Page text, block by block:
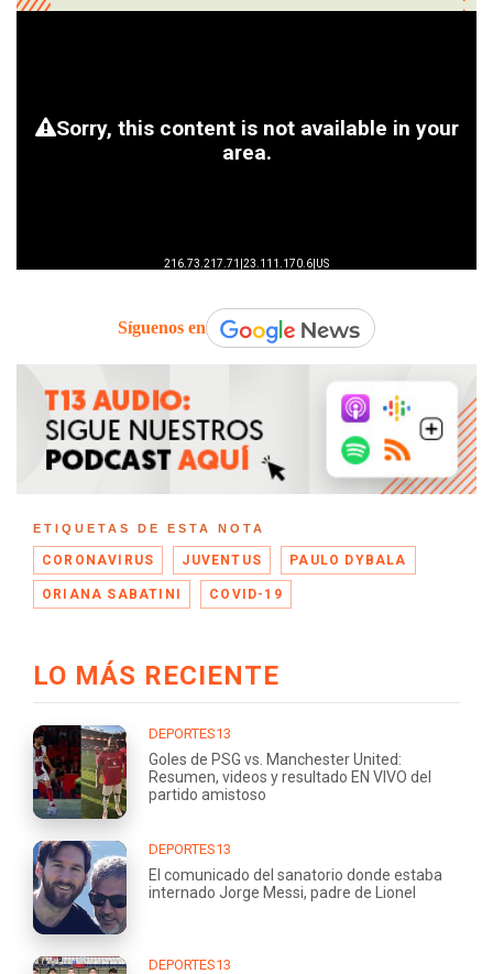
Síguenos en
ETIQUETAS DE ESTA NOTA
CORONAVIRUS JUVENTUS PAULO DYBALA
ORIANA SABATINI COVID-19
LO MÁS RECIENTE
DEPORTES13
Goles de PSG vs. Manchester United:
Resumen, videos y resultado EN VIVO del
partido amistoso
DEPORTES13
El comunicado del sanatorio donde estaba
internado Jorge Messi, padre de Lionel
DEPORTES13